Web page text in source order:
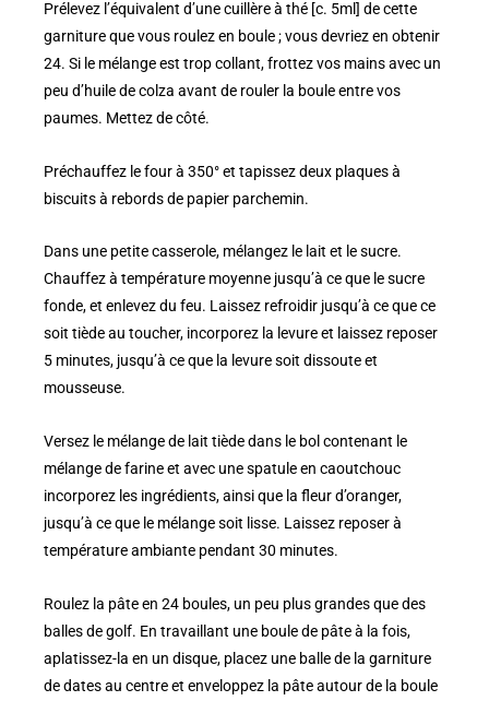
Prélevez l’équivalent d’une cuillère à thé [c. 5ml] de cette
garniture que vous roulez en boule ; vous devriez en obtenir
24. Si le mélange est trop collant, frottez vos mains avec un
peu d’huile de colza avant de rouler la boule entre vos
paumes. Mettez de côté.
Préchauffez le four à 350° et tapissez deux plaques à
biscuits à rebords de papier parchemin.
Dans une petite casserole, mélangez le lait et le sucre.
Chauffez à température moyenne jusqu’à ce que le sucre
fonde, et enlevez du feu. Laissez refroidir jusqu’à ce que ce
soit tiède au toucher, incorporez la levure et laissez reposer
5 minutes, jusqu’à ce que la levure soit dissoute et
mousseuse.
Versez le mélange de lait tiède dans le bol contenant le
mélange de farine et avec une spatule en caoutchouc
incorporez les ingrédients, ainsi que la fleur d’oranger,
jusqu’à ce que le mélange soit lisse. Laissez reposer à
température ambiante pendant 30 minutes.
Roulez la pâte en 24 boules, un peu plus grandes que des
balles de golf. En travaillant une boule de pâte à la fois,
aplatissez-la en un disque, placez une balle de la garniture
de dates au centre et enveloppez la pâte autour de la boule